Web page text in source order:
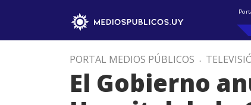
PORTAL MEDIOS PÚBLICOS .
El Gobierno